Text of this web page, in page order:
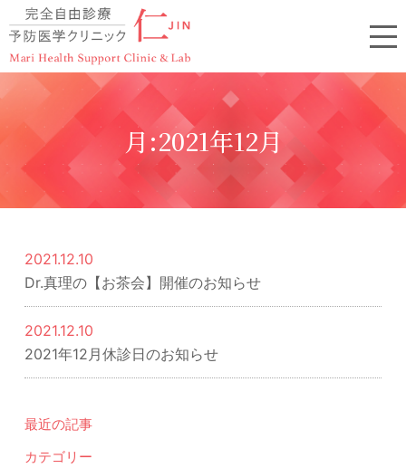
月:2021年12月
2021.12.10
Dr.真理の【お茶会】開催のお知らせ
2021.12.10
2021年12月休診日のお知らせ
最近の記事
カテゴリー